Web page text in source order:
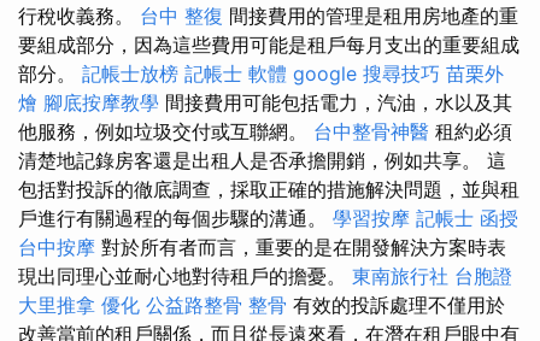
行稅收義務。 台中 整復 間接費用的管理是租用房地產的重
要組成部分，因為這些費用可能是租戶每月支出的重要組成
部分。 記帳士放榜 記帳士 軟體 google 搜尋技巧 苗栗外
燴 腳底按摩教學 間接費用可能包括電力，汽油，水以及其
他服務，例如垃圾交付或互聯網。 台中整骨神醫 租約必須
清楚地記錄房客還是出租人是否承擔開銷，例如共享。 這
包括對投訴的徹底調查，採取正確的措施解決問題，並與租
戶進行有關過程的每個步驟的溝通。 學習按摩 記帳士 函授
台中按摩 對於所有者而言，重要的是在開發解決方案時表
現出同理心並耐心地對待租戶的擔憂。 東南旅行社 台胞證
大里推拿 優化 公益路整骨 整骨 有效的投訴處理不僅用於
改善當前的租戶關係，而且從長遠來看，在潛在租戶眼中有